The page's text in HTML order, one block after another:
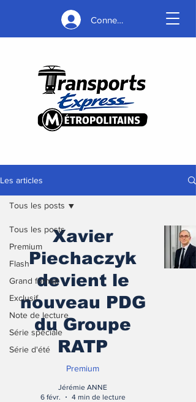
Connexion
Les articles
Tous les posts
Premium
Flash
Grand format
Exclusif
Note de lecture
Série spéciale
Série d'été
Tous les posts
Xavier
Piechaczyk
devient le
nouveau PDG
du Groupe
RATP
Premium
Jérémie ANNE
6 févr.
4 min de lecture